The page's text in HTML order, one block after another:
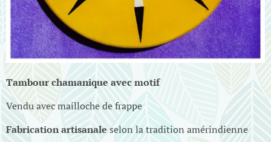
Tambour chamanique avec motif
Vendu avec mailloche de frappe
Fabrication artisanaleselon la tradition amérindienne